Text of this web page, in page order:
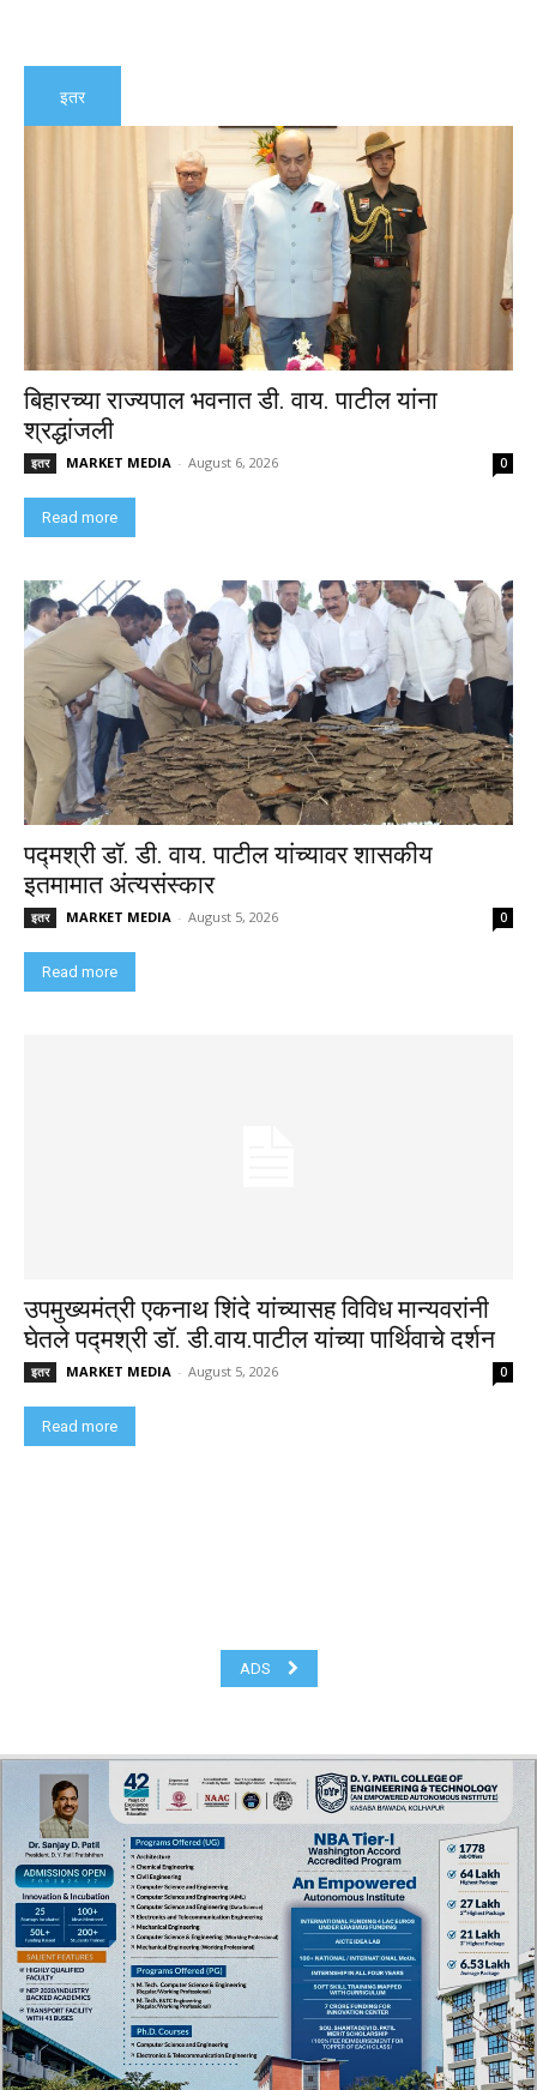
इतर
बिहारच्या राज्यपाल भवनात डी. वाय. पाटील यांना
श्रद्धांजली
इतर MARKET MEDIA - August 6, 2026 0
Read more
पद्मश्री डॉ. डी. वाय. पाटील यांच्यावर शासकीय
इतमामात अंत्यसंस्कार
इतर MARKET MEDIA - August 5, 2026 0
Read more
उपमुख्यमंत्री एकनाथ शिंदे यांच्यासह विविध मान्यवरांनी
घेतले पद्मश्री डॉ. डी.वाय.पाटील यांच्या पार्थिवाचे दर्शन
इतर MARKET MEDIA - August 5, 2026 0
Read more
ADS